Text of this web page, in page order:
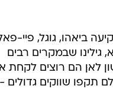
סדר עבור בוגרי 8200: "סקויה השקיעה ביאהו, גוגל, פיי-
שבמקרים רבים
לאן הם רוצים לקחת
תקפו שווקים גדולים -